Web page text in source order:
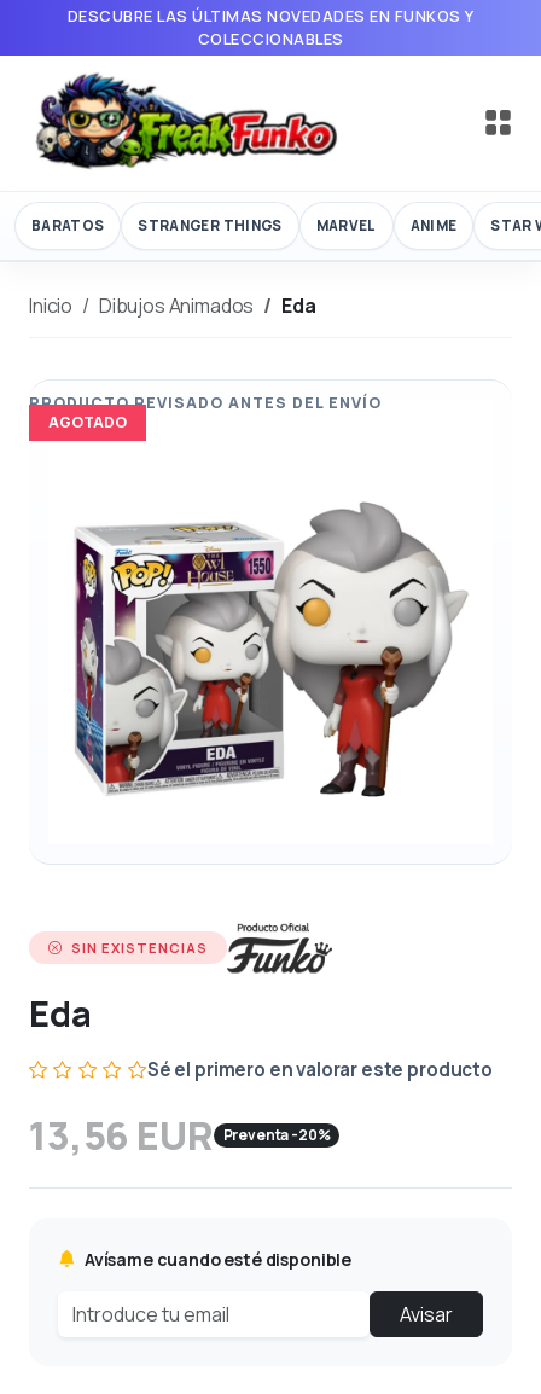
DESCUBRE LAS ÚLTIMAS NOVEDADES EN FUNKOS Y
COLECCIONABLES
BARATOS STRANGER THINGS MARVEL ANIME STAR
Inicio Dibujos Animados Eda
AGOTADO
SIN EXISTENCIAS
Eda
Sé el primero en valorar este producto
13,56 EUR Preventa -20%
Avísame cuando esté disponible
Avisar